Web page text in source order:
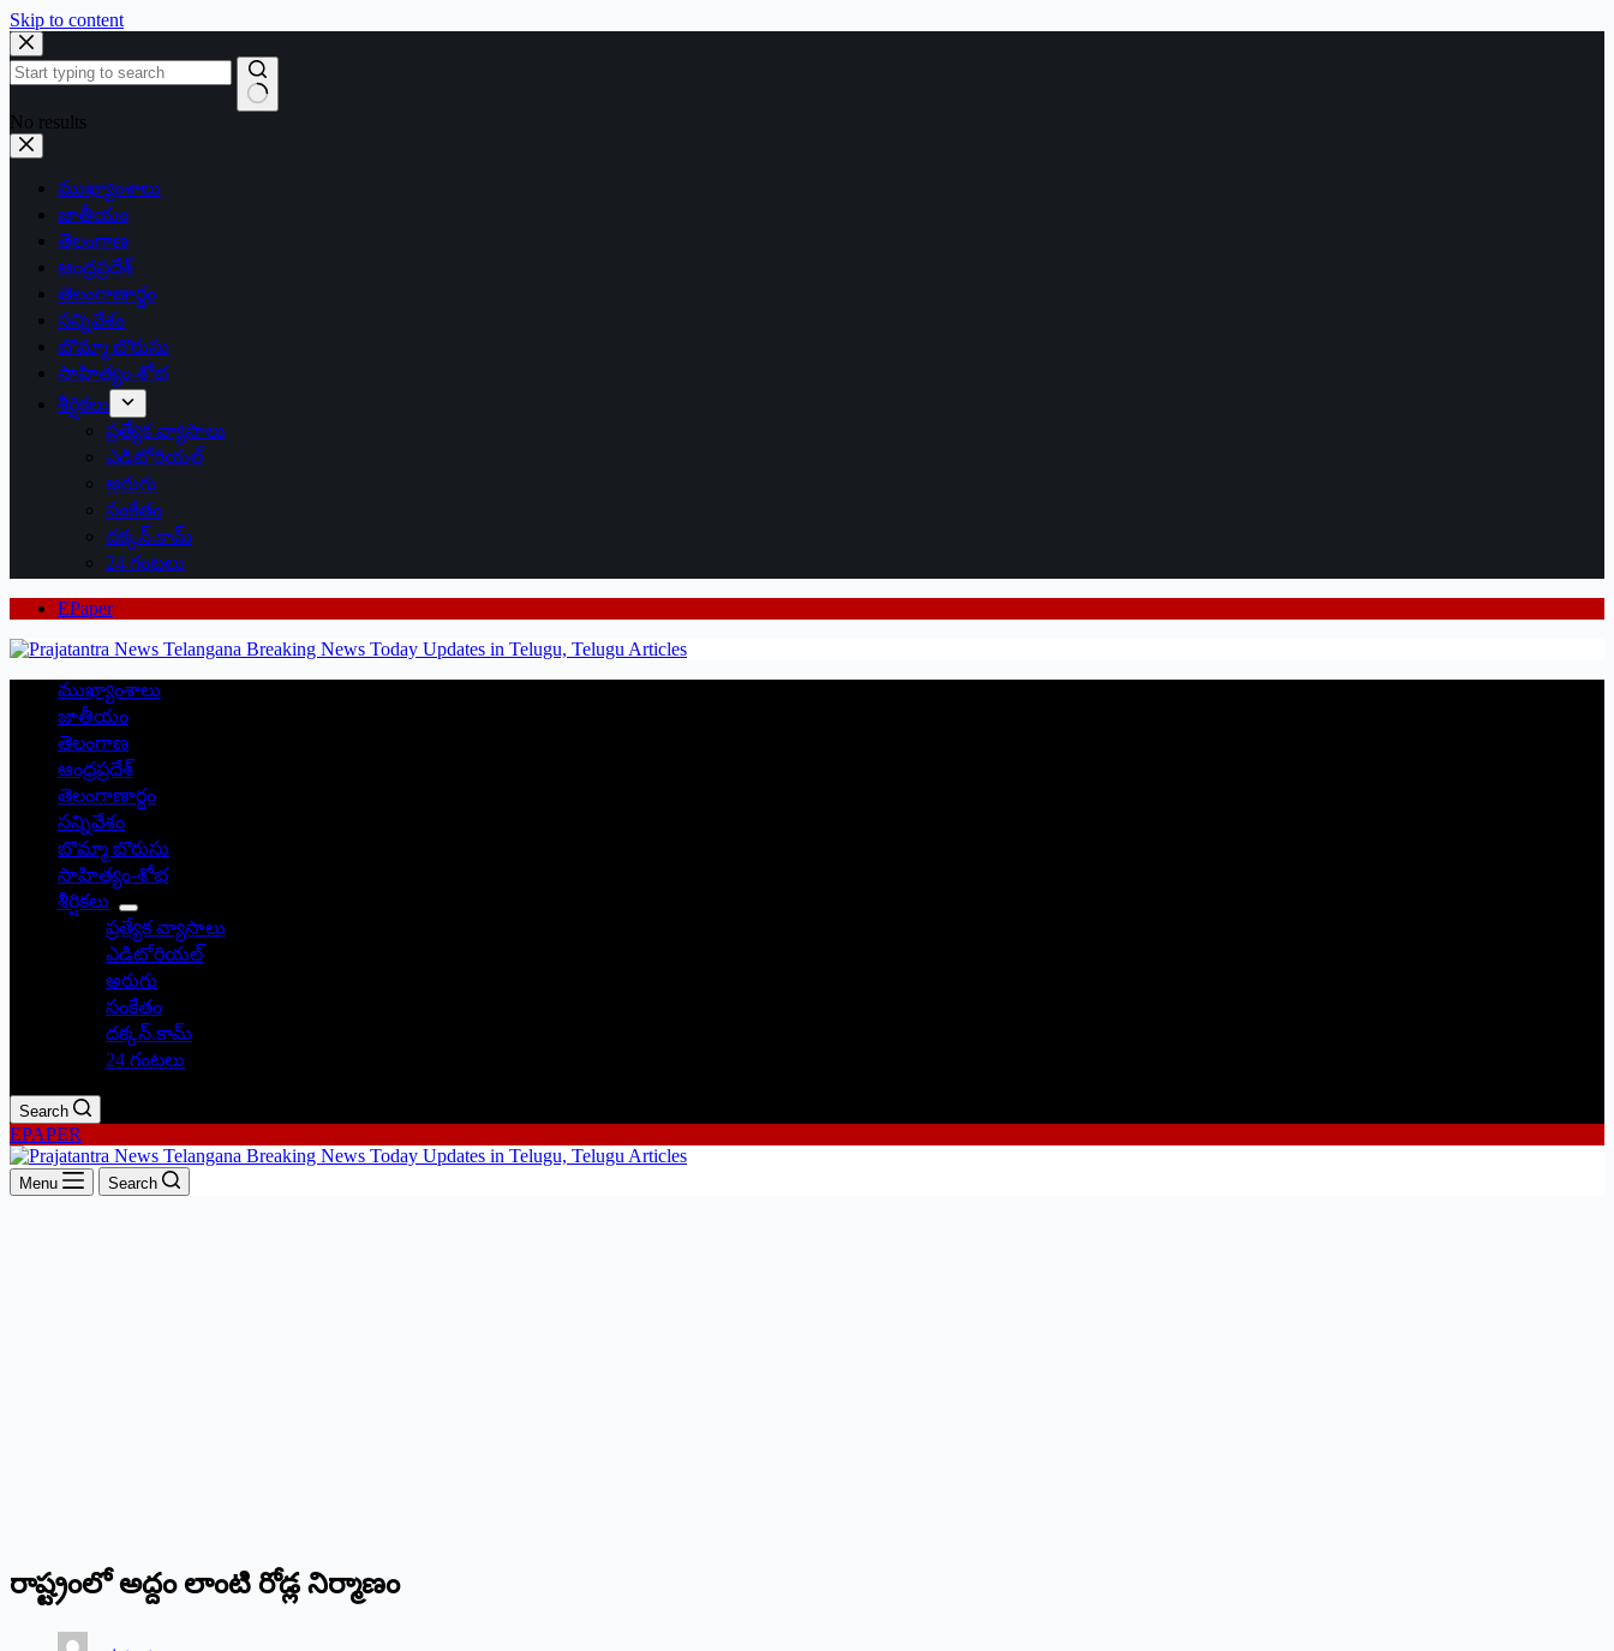
Skip to content
No results
ముఖ్యాంశాలు
జాతీయం
తెలంగాణ
ఆంధ్రప్రదేశ్
తెలంగాణార్థం
సన్నివేశం
బొమ్మా బొరుసు
సాహిత్యం-శోభ
శీర్షికలు
ప్రత్యేక వ్యాసాలు
ఎడిటోరియల్
అరుగు
సంకేతం
దక్కన్.కామ్
24 గంటలు
EPaper
ముఖ్యాంశాలు
జాతీయం
తెలంగాణ
ఆంధ్రప్రదేశ్
తెలంగాణార్థం
సన్నివేశం
బొమ్మా బొరుసు
సాహిత్యం-శోభ
శీర్షికలు
ప్రత్యేక వ్యాసాలు
ఎడిటోరియల్
అరుగు
సంకేతం
దక్కన్.కామ్
24 గంటలు
Search
EPAPER
Menu Search
రాష్ట్రంలో అద్దం లాంటి రోడ్ల నిర్మాణం